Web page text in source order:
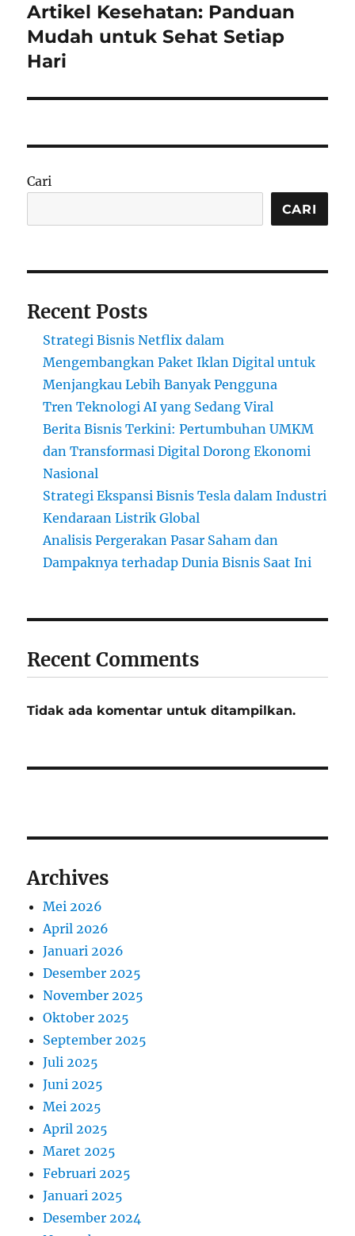
Next
post:
Artikel Kesehatan: Panduan
Mudah untuk Sehat Setiap
Hari
Cari
CARI
Recent Posts
Strategi Bisnis Netflix dalam
Mengembangkan Paket Iklan Digital untuk
Menjangkau Lebih Banyak Pengguna
Tren Teknologi AI yang Sedang Viral
Berita Bisnis Terkini: Pertumbuhan UMKM
dan Transformasi Digital Dorong Ekonomi
Nasional
Strategi Ekspansi Bisnis Tesla dalam Industri
Kendaraan Listrik Global
Analisis Pergerakan Pasar Saham dan
Dampaknya terhadap Dunia Bisnis Saat Ini
Recent Comments
Tidak ada komentar untuk ditampilkan.
Archives
Mei 2026
April 2026
Januari 2026
Desember 2025
November 2025
Oktober 2025
September 2025
Juli 2025
Juni 2025
Mei 2025
April 2025
Maret 2025
Februari 2025
Januari 2025
Desember 2024